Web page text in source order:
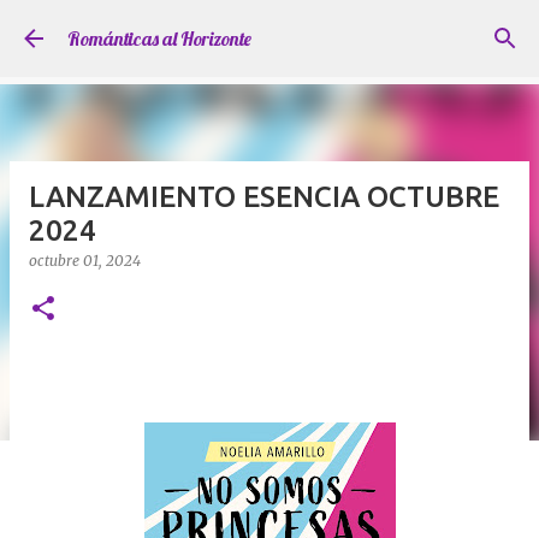
Ir al contenido principal
Románticas al Horizonte
LANZAMIENTO ESENCIA OCTUBRE
2024
octubre 01, 2024